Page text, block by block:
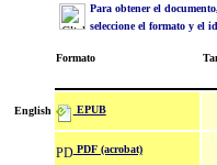
Para obtener el documento,
seleccione el formato y el
Formato
English EPUB
PDF (acrobat)